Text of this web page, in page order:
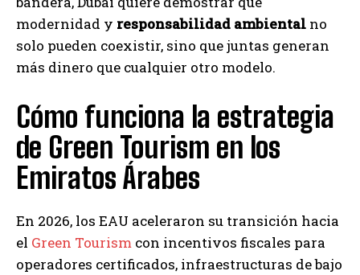
modernidad y responsabilidad ambiental no
solo pueden coexistir, sino que juntas generan
más dinero que cualquier otro modelo.
Cómo funciona la estrategia
de Green Tourism en los
Emiratos Árabes
En 2026, los EAU aceleraron su transición hacia
el Green Tourism con incentivos fiscales para
operadores certificados, infraestructuras de bajo